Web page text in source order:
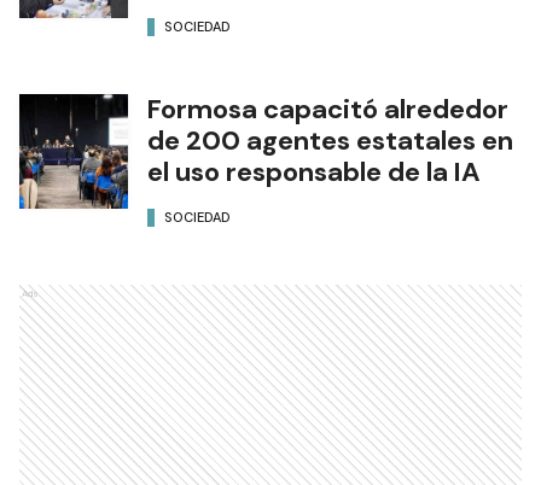
SOCIEDAD
Formosa capacitó alrededor
de 200 agentes estatales en
el uso responsable de la IA
SOCIEDAD
Ads